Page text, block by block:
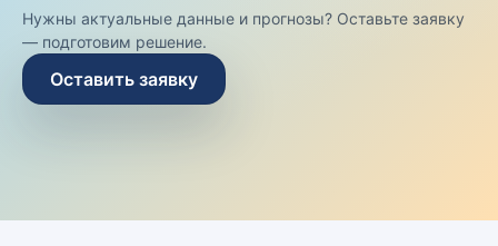
Нужны актуальные данные и прогнозы? Оставьте заявку
— подготовим решение.
Оставить заявку